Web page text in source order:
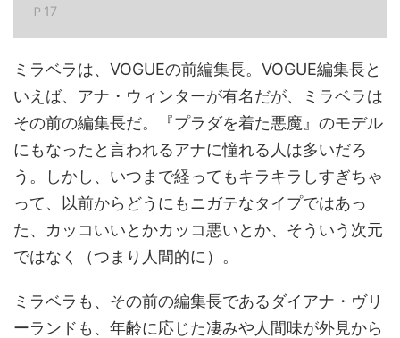
Ｐ17
ミラベラは、VOGUEの前編集長。VOGUE編集長と
いえば、アナ・ウィンターが有名だが、ミラベラは
その前の編集長だ。『プラダを着た悪魔』のモデル
にもなったと言われるアナに憧れる人は多いだろ
う。しかし、いつまで経ってもキラキラしすぎちゃ
って、以前からどうにもニガテなタイプではあっ
た、カッコいいとかカッコ悪いとか、そういう次元
ではなく（つまり人間的に）。
ミラベラも、その前の編集長であるダイアナ・ヴリ
ーランドも、年齢に応じた凄みや人間味が外見から